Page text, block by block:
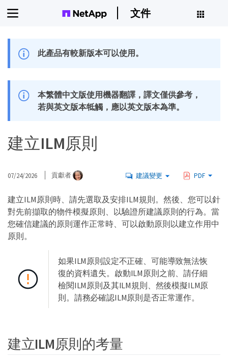
文件
此產品有較新版本可以使用。
本繁體中文版使用機器翻譯，譯文僅供參考，
若與英文版本牴觸，應以英文版本為準。
建立ILM原則
07/24/2026 貢獻者 建議變更 PDF
建立ILM原則時、請先選取及安排ILM規則。然後、您可以針
對先前擷取的物件模擬原則、以驗證所建議原則的行為。當
您確信建議的原則運作正常時、可以啟動原則以建立作用中
原則。
如果ILM原則設定不正確、可能導致無法恢
復的資料遺失。啟動ILM原則之前、請仔細
檢閱ILM原則及其ILM規則、然後模擬ILM原
則。請務必確認ILM原則是否正常運作。
建立ILM原則的考量